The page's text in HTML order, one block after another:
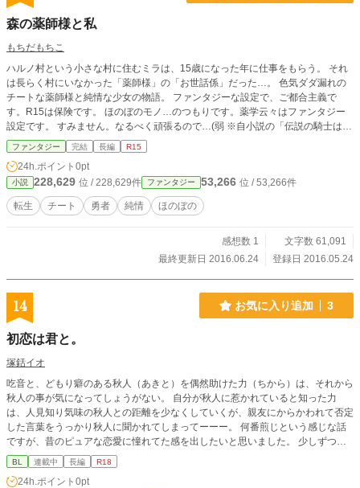
森の薬師様と私
もちだもちこ
ハルノ村という小さな村に住むミラは、15歳になった年に仕事をもらう。 それ
は長らく村にいなかった「薬師様」の「お世話係」だった…。 色気ダダ漏れの
チートな薬師様と純情な少女の物語。 ファンタジーな設定で、ご都合主義で
す。R15は保険です。 ほのぼのモノ…のつもりです。薬学云々はファンタジー
設定です。 すみません。なるべく頑張るので…(弱 ※自小説の「伝説の騎士は伝
説になってるけど、まだ現役です」「転生して勇者の補佐をしろと言われまし
た」のキャラが出てきますが、読まなくても大丈夫です。 小説家になろうで同
じ内容で連載しております。
ファンタジー 完結 長編 R15
24h.ポイント 0pt
小説 228,629 位 / 228,629件 ファンタジー 53,266 位 / 53,266件
転生 チート 勇者 純情 ほのぼの
感想数 1
文字数 61,091
最終更新日 2016.06.24
登録日 2016.05.24
14 お気に入り追加 3
初恋は君と。
塚銛イオ
吃音と、どもり癖のある秋人（あきと）を偶然助けた力（ちから）は、それから
秋人の事が気になってしょうがない。 自分が秋人に惹かれていると知った力
は、人見知り気味の秋人との距離を少なくしていくが、親友にからかわれて否定
した言葉をうっかり秋人に聞かれてしまってーーー。 何番煎じという感じな話
ですが、昔のピュアな恋愛に憧れてた感を出したいと思いました。 少しずつ投
稿してきいきたいと思います。 ＊R18は保険です。 ＊そういった行為が作中に
含まれましても、事前にお伝えはしませんのでご了承ください。
BL 連載中 長編 R18
24h.ポイント 0pt